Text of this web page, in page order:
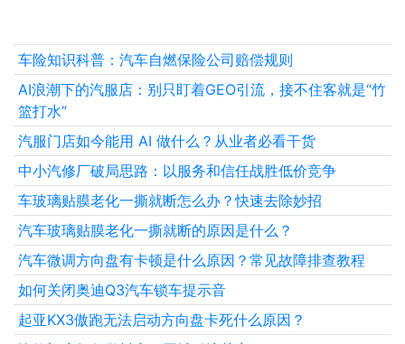
车险知识科普：汽车自燃保险公司赔偿规则
AI浪潮下的汽服店：别只盯着GEO引流，接不住客就是“竹
篮打水”
汽服门店如今能用 AI 做什么？从业者必看干货
中小汽修厂破局思路：以服务和信任战胜低价竞争
车玻璃贴膜老化一撕就断怎么办？快速去除妙招
汽车玻璃贴膜老化一撕就断的原因是什么？
汽车微调方向盘有卡顿是什么原因？常见故障排查教程
如何关闭奥迪Q3汽车锁车提示音
起亚KX3傲跑无法启动方向盘卡死什么原因？